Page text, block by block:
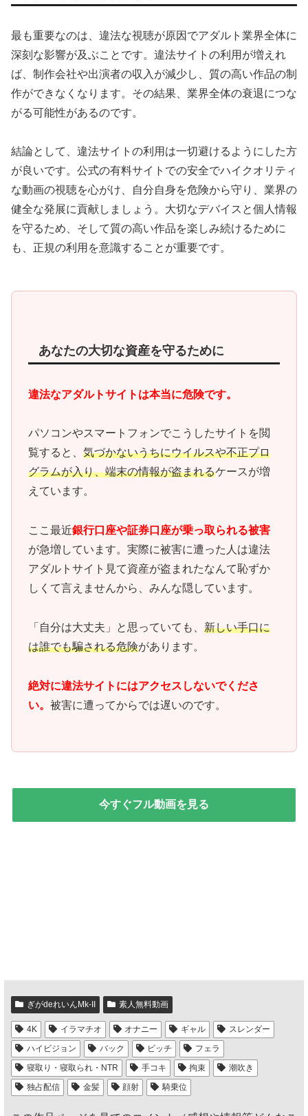
最も重要なのは、違法な視聴が原因でアダルト業界全体に
深刻な影響が及ぶことです。違法サイトの利用が増えれ
ば、制作会社や出演者の収入が減少し、質の高い作品の制
作ができなくなります。その結果、業界全体の衰退につな
がる可能性があるのです。
結論として、違法サイトの利用は一切避けるようにした方
が良いです。公式の有料サイトでの安全でハイクオリティ
な動画の視聴を心がけ、自分自身を危険から守り、業界の
健全な発展に貢献しましょう。大切なデバイスと個人情報
を守るため、そして質の高い作品を楽しみ続けるために
も、正規の利用を意識することが重要です。
あなたの大切な資産を守るために
違法なアダルトサイトは本当に危険です。
パソコンやスマートフォンでこうしたサイトを閲
覧すると、 気づかないうちにウイルスや不正プロ
グラムが入り、端末の情報が盗まれるケースが増
えています。
ここ最近銀行口座や証券口座が乗っ取られる被害
が急増しています。実際に被害に遭った人は違法
アダルトサイト見て資産が盗まれたなんて恥ずか
しくて言えませんから、みんな隠しています。
「自分は大丈夫」と思っていても、 新しい手口に
は誰でも騙される危険があります。
絶対に違法サイトにはアクセスしないでくださ
い。 被害に遭ってからでは遅いのです。
今すぐフル動画を見る
ぎがdeれいんMk-II 素人無料動画
4K イラマチオ オナニー ギャル
スレンダー
ハイビジョン
バック ビッチ
フェラ
寝取り・寝取られ・NTR
手コキ 拘束
潮吹き
独占配信
金髪 顔射 騎乗位